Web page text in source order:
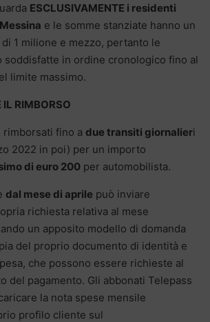
ESCLUSIVAMENTE i residenti
e le somme stanziate hanno un
1 milione e mezzo, pertanto le
soddisfatte in ordine cronologico fino al
limite massimo.
IL RIMBORSO
rimborsati fino a due transiti giornalieri
2022 in poi) per un importo
di euro 200 per automobilista.
dal mese di aprile può inviare
richiesta relativa al mese
un apposito modello di domanda
del proprio documento di identità e
che possono essere richieste al
del pagamento. Gli abbonati Telepass
la nota spese mensile
profilo cliente sul